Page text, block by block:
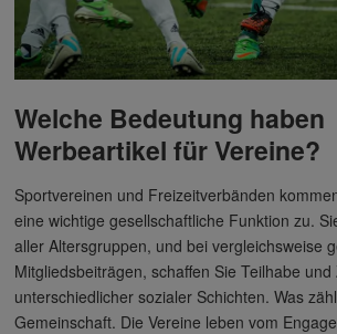
Welche Bedeutung haben
Werbeartikel für Vereine?
Sportvereinen und Freizeitverbänden
eine wichtige gesellschaftliche Funktion zu.
aller Altersgruppen, und bei vergleichsweise
Mitgliedsbeiträgen, schaffen Sie Teilhabe
unterschiedlicher sozialer Schichten. Was
Gemeinschaft. Die Vereine leben vom